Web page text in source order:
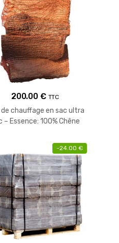
200.00 € TTC
de chauffage en sac ultra
– Essence: 100% Chêne
-24.00 €